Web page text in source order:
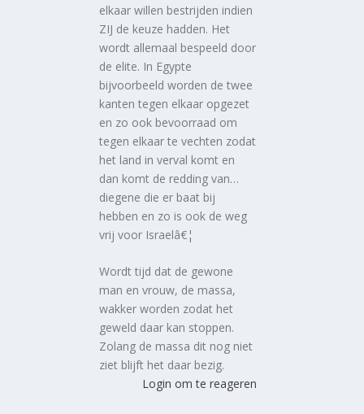
elkaar willen bestrijden indien
ZIJ de keuze hadden. Het
wordt allemaal bespeeld door
de elite. In Egypte
bijvoorbeeld worden de twee
kanten tegen elkaar opgezet
en zo ook bevoorraad om
tegen elkaar te vechten zodat
het land in verval komt en
dan komt de redding van…
diegene die er baat bij
hebben en zo is ook de weg
vrij voor Israelâ€¦
Wordt tijd dat de gewone
man en vrouw, de massa,
wakker worden zodat het
geweld daar kan stoppen.
Zolang de massa dit nog niet
ziet blijft het daar bezig.
Login om te reageren